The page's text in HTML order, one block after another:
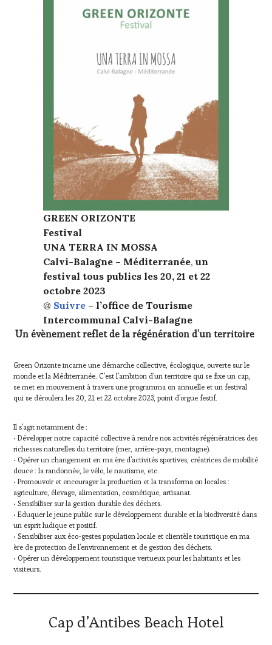
GREEN ORIZONTE
Festival
UNA TERRA IN MOSSA
Calvi-Balagne – Méditerranée, un
festival tous publics les 20, 21 et 22
octobre 2023
@ Suivre – l’office de Tourisme
Intercommunal Calvi-Balagne
Un évènement reflet de la régénération d’un territoire
Green Orizonte incarne une démarche collective, écologique, ouverte sur le
monde et la Méditerranée. C’est l’ambition d’un territoire qui se fixe un cap,
se met en mouvement à travers une programma on annuelle et un festival
qui se déroulera les 20, 21 et 22 octobre 2023, point d’orgue festif.
Il s’agit notamment de :
• Développer notre capacité collective à rendre nos activités régénératrices des
richesses naturelles du territoire (mer, arrière-pays, montagne).
• Opérer un changement en ma ère d’activités sportives, créatrices de mobilité
douce : la randonnée, le vélo, le nautisme, etc.
• Promouvoir et encourager la production et la transforma on locales :
agriculture, élevage, alimentation, cosmétique, artisanat.
• Sensibiliser sur la gestion durable des déchets.
• Eduquer le jeune public sur le développement durable et la biodiversité dans
un esprit ludique et positif.
• Sensibiliser aux éco-gestes population locale et clientèle touristique en ma
ère de protection de l’environnement et de gestion des déchets.
• Opérer un développement touristique vertueux pour les habitants et les
visiteurs.
Cap d’Antibes Beach Hotel